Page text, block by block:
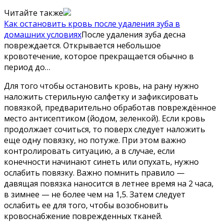
Читайте также
Как остановить кровь после удаления зуба в
домашних условияхПосле удаления зуба десна
повреждается. Открывается небольшое
кровотечение, которое прекращается обычно в
период до…
Для того чтобы остановить кровь, на рану нужно
наложить стерильную салфетку и зафиксировать
повязкой, предварительно обработав повреждённое
место антисептиком (йодом, зеленкой). Если кровь
продолжает сочиться, то поверх следует наложить
еще одну повязку, но потуже. При этом важно
контролировать ситуацию, а в случае, если
конечности начинают синеть или опухать, нужно
ослабить повязку. Важно помнить правило —
давящая повязка наносится в летнее время на 2 часа,
в зимнее — не более чем на 1,5. Затем следует
ослабить ее для того, чтобы возобновить
кровоснабжение поврежденных тканей.